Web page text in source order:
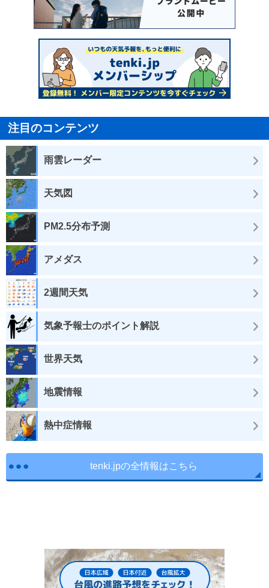
注目のコンテンツ
雨雲レーダー
天気図
PM2.5分布予測
アメダス
2週間天気
気象予報士のポイント解説
世界天気
地震情報
熱中症情報
tenki.jpの全情報はこちら